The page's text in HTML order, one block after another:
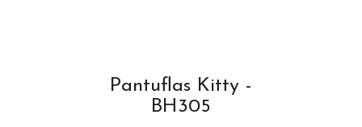
Pantuflas Kitty -
BH305